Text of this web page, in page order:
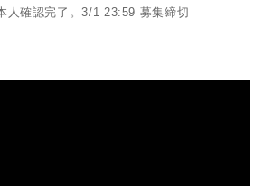
人確認完了。3/1 23:59 募集締切